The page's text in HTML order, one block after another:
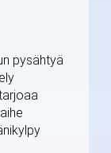
pysähtyä